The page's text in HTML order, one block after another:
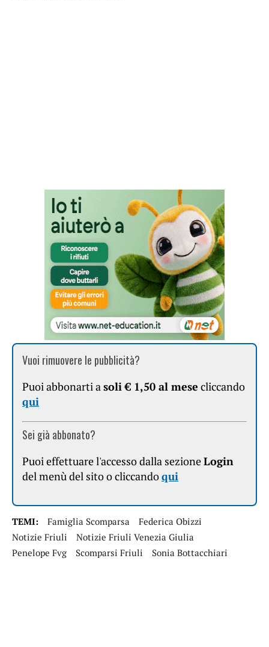
Vuoi rimuovere le pubblicità?
Puoi abbonarti a soli € 1,50 al mese cliccando
qui
Sei già abbonato?
Puoi effettuare l'accesso dalla sezioneLogin
del menù del sito o cliccandoqui
TEMI: Famiglia Scomparsa
Federica Obizzi
Notizie Friuli
Notizie Friuli Venezia Giulia
Penelope Fvg
Scomparsi Friuli Sonia Bottacchiari